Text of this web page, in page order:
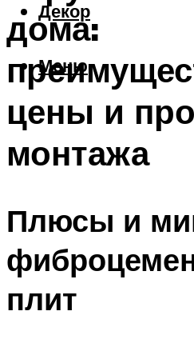
Декор
Меню
дома:
цены и
монтажа
Плюсы и
плит